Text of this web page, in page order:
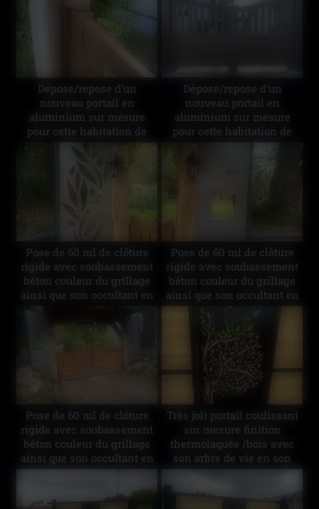
Dépose/repose d’un
nouveau portail en
aluminium sur mesure
pour cette habitation de
couleur brun texturé
Dépose/repose d’un
nouveau portail en
aluminium sur mesure
pour cette habitation de
couleur brun texturé
Pose de 60 ml de clôture
rigide avec soubassement
béton couleur du grillage
ainsi que son occultant en
composite imitation bois.
Motorisation du portail
Pose de 60 ml de clôture
rigide avec soubassement
béton couleur du grillage
ainsi que son occultant en
composite imitation bois.
découpe laser finition
Pose de 60 ml de clôture
rigide avec soubassement
béton couleur du grillage
ainsi que son occultant en
composite imitation bois.
Motorisation du portail
existant avec 2 belles tôles
Très joli portail coulissant
sur mesure finition
thermolaquée /bois avec
son arbre de vie en son
centre ! Le tous motorisés
portail à distance par wifi